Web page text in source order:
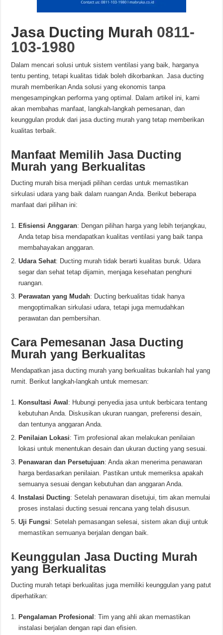
Jasa Ducting Murah 0811-
103-1980
Dalam mencari solusi untuk sistem ventilasi yang baik, harganya
tentu penting, tetapi kualitas tidak boleh dikorbankan. Jasa ducting
murah memberikan Anda solusi yang ekonomis tanpa
mengesampingkan performa yang optimal. Dalam artikel ini, kami
akan membahas manfaat, langkah-langkah pemesanan, dan
keunggulan produk dari jasa ducting murah yang tetap memberikan
kualitas terbaik.
Manfaat Memilih Jasa Ducting
Murah yang Berkualitas
Ducting murah bisa menjadi pilihan cerdas untuk memastikan
sirkulasi udara yang baik dalam ruangan Anda. Berikut beberapa
manfaat dari pilihan ini:
Efisiensi Anggaran: Dengan pilihan harga yang lebih terjangkau,
Anda tetap bisa mendapatkan kualitas ventilasi yang baik tanpa
membahayakan anggaran.
Udara Sehat: Ducting murah tidak berarti kualitas buruk. Udara
segar dan sehat tetap dijamin, menjaga kesehatan penghuni
ruangan.
Perawatan yang Mudah: Ducting berkualitas tidak hanya
mengoptimalkan sirkulasi udara, tetapi juga memudahkan
perawatan dan pembersihan.
Cara Pemesanan Jasa Ducting
Murah yang Berkualitas
Mendapatkan jasa ducting murah yang berkualitas bukanlah hal yang
rumit. Berikut langkah-langkah untuk memesan:
Konsultasi Awal : Hubungi penyedia jasa untuk berbicara tentang
kebutuhan Anda. Diskusikan ukuran ruangan, preferensi desain,
dan tentunya anggaran Anda.
Penilaian Lokasi: Tim profesional akan melakukan penilaian
lokasi untuk menentukan desain dan ukuran ducting yang sesuai.
Penawaran dan Persetujuan: Anda akan menerima penawaran
harga berdasarkan penilaian. Pastikan untuk memeriksa apakah
semuanya sesuai dengan kebutuhan dan anggaran Anda.
Instalasi Ducting: Setelah penawaran disetujui, tim akan memulai
proses instalasi ducting sesuai rencana yang telah disusun.
Uji Fungsi: Setelah pemasangan selesai, sistem akan diuji untuk
memastikan semuanya berjalan dengan baik.
Keunggulan Jasa Ducting Murah
yang Berkualitas
Ducting murah tetapi berkualitas juga memiliki keunggulan yang patut
diperhatikan:
Pengalaman Profesional : Tim yang ahli akan memastikan
instalasi berjalan dengan rapi dan efisien.